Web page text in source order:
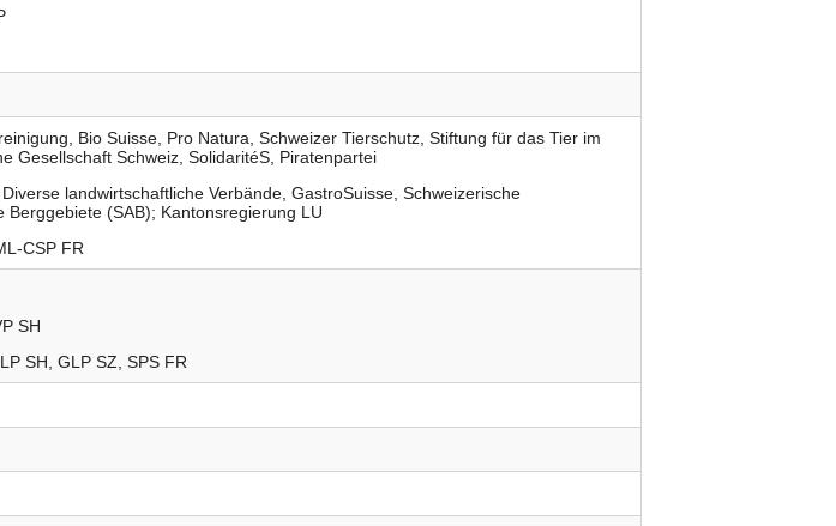
Bio Suisse Pro Natura Schweizer Tierschutz Stiftung für das Tier im
Gesellschaft Schweiz SolidaritéS Piratenpartei
Diverse landwirtschaftliche Verbände GastroSuisse Schweizerische
Berggebiete (SAB); Kantonsregierung LU
CSP FR
SH
SH GLP SZ SPS FR